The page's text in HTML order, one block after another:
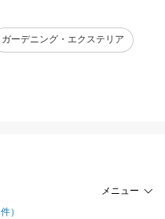
ガーデニング・エクステリア
メニュー
件）